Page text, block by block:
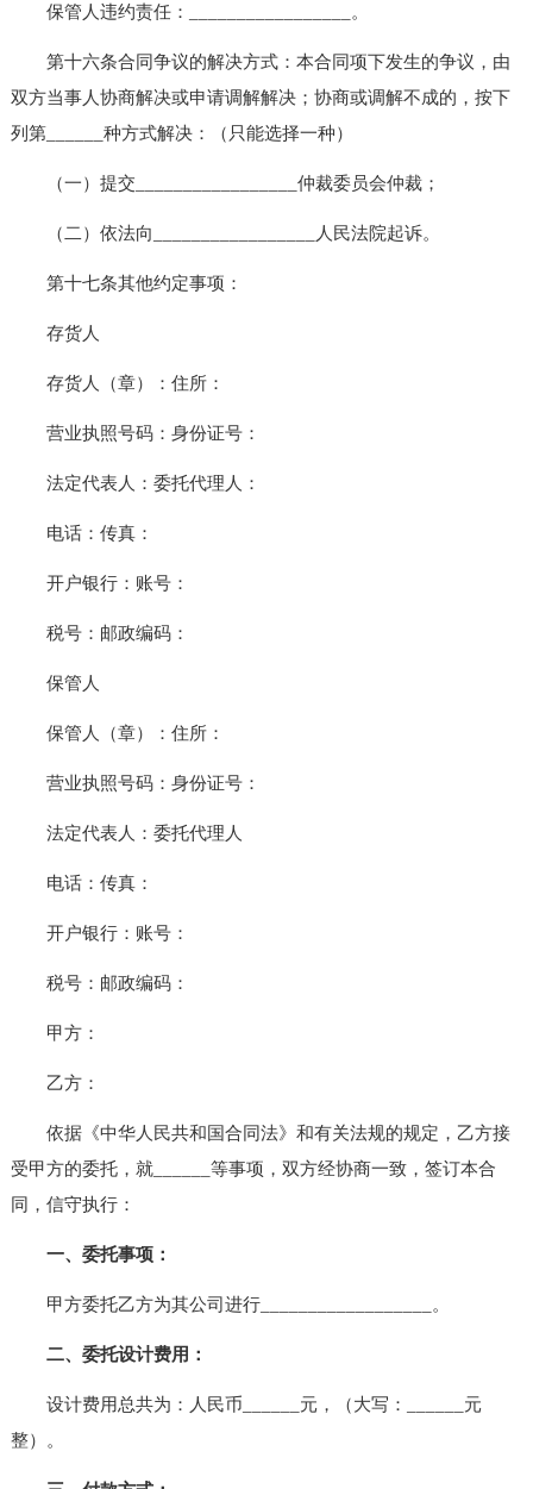
保管人违约责任：_________________。
第十六条合同争议的解决方式：本合同项下发生的争议，由
双方当事人协商解决或申请调解解决；协商或调解不成的，按下
列第______种方式解决：（只能选择一种）
（一）提交_________________仲裁委员会仲裁；
（二）依法向_________________人民法院起诉。
第十七条其他约定事项：
存货人
存货人（章）：住所：
营业执照号码：身份证号：
法定代表人：委托代理人：
电话：传真：
开户银行：账号：
税号：邮政编码：
保管人
保管人（章）：住所：
营业执照号码：身份证号：
法定代表人：委托代理人
电话：传真：
开户银行：账号：
税号：邮政编码：
甲方：
乙方：
依据《中华人民共和国合同法》和有关法规的规定，乙方接
受甲方的委托，就______等事项，双方经协商一致，签订本合
同，信守执行：
一、委托事项：
甲方委托乙方为其公司进行__________________。
二、委托设计费用：
设计费用总共为：人民币______元，（大写：______元
整）。